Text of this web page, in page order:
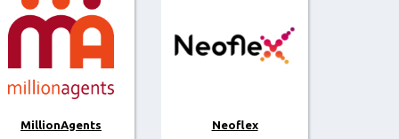
MillionAgents Neoflex